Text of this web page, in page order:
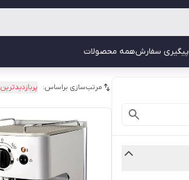
پیگیری سفارشهمه محصولات
مرتب‌سازی براساس: پربازدیدترین